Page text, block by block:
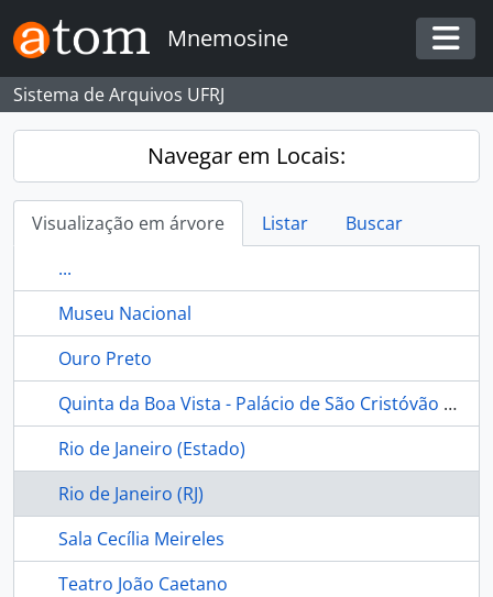
Skip to main content
Mnemosine
Sistema de Arquivos UFRJ
Navegar em Locais:
Visualização em árvore Listar
Buscar
...
Museu Nacional
Ouro Preto
Quinta da Boa Vista - Palácio de São Cristóvão - Museu Nacional - Rio de Janeiro (Brasil)
Rio de Janeiro (Estado)
Rio de Janeiro (RJ)
Sala Cecília Meireles
Teatro João Caetano